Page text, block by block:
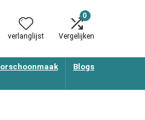
verlanglijst
0
Vergelijken
Blogs